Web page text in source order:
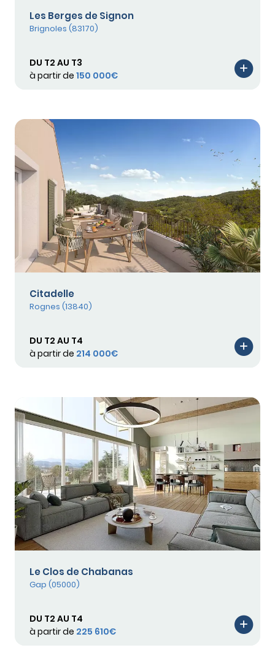
Les Berges de Signon
Brignoles (83170)
DU T2 AU T3
à partir de 150 000€
Citadelle
Rognes (13840)
DU T2 AU T4
à partir de 214 000€
Le Clos de Chabanas
Gap (05000)
DU T2 AU T4
à partir de 225 610€